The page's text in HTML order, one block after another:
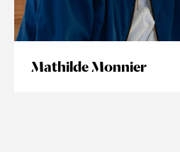
Mathilde Monnier